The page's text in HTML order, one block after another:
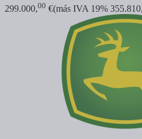
299.000,00 €(más IVA 19% 355.810,